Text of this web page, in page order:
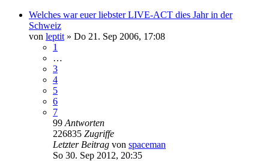
Welches war euer liebster LIVE-ACT dies Jahr in der
Schweiz
von leptit » Do 21. Sep 2006, 17:08
1
…
3
4
5
6
7
99 Antworten
226835 Zugriffe
Letzter Beitrag von spaceman
So 30. Sep 2012, 20:35